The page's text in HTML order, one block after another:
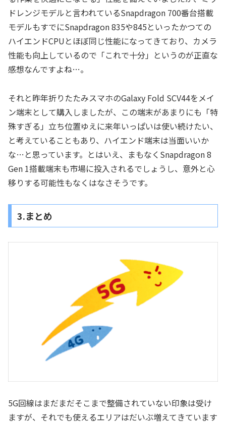
ドレンジモデルと言われているSnapdragon 700番台搭載
モデルもすでにSnapdragon 835や845といったかつての
ハイエンドCPUとほぼ同じ性能になってきており、カメラ
性能も向上しているので「これで十分」というのが正直な
感想なんですよね…。
それと昨年折りたたみスマホのGalaxy Fold SCV44をメイ
ン端末として購入しましたが、この端末があまりにも「特
殊すぎる」立ち位置ゆえに来年いっぱいは使い続けたい、
と考えていることもあり、ハイエンド端末は当面いいか
な…と思っています。とはいえ、まもなくSnapdragon 8
Gen 1搭載端末も市場に投入されるでしょうし、意外と心
移りする可能性もなくはなさそうです。
3.まとめ
5G回線はまだまだそこまで整備されていない印象は受け
ますが、それでも使えるエリアはだいぶ増えてきています